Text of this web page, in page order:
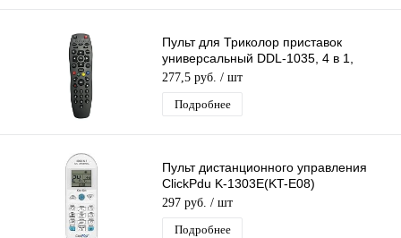
Пульт для Триколор приставок
универсальный DDL-1035, 4 в 1,
обучаемый для ТВ и других устройств
277,5 руб. / шт
Подробнее
Пульт дистанционного управления
ClickPdu K-1303E(KT-E08)
Универсальный пульт для
кондиционеров
297 руб. / шт
Подробнее